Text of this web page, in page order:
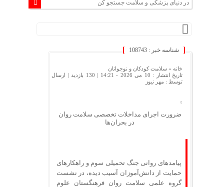
شناسه خبر : 108743
خانه » سلامت کودکان و نوجوانان
تاریخ انتشار : 10 می 2026 - 14:21 |
130 بازدید
| ارسال
توسط : مهر نیوز
ضرورت اجرای مداخلات تخصصی سلامت روان
در بحران‌ها
پیامدهای روانی جنگ تحمیلی سوم و راهکارهای
حمایت از دانش‌آموزان آسیب‌ دیده، در نشست
گروه علمی سلامت روان فرهنگستان علوم